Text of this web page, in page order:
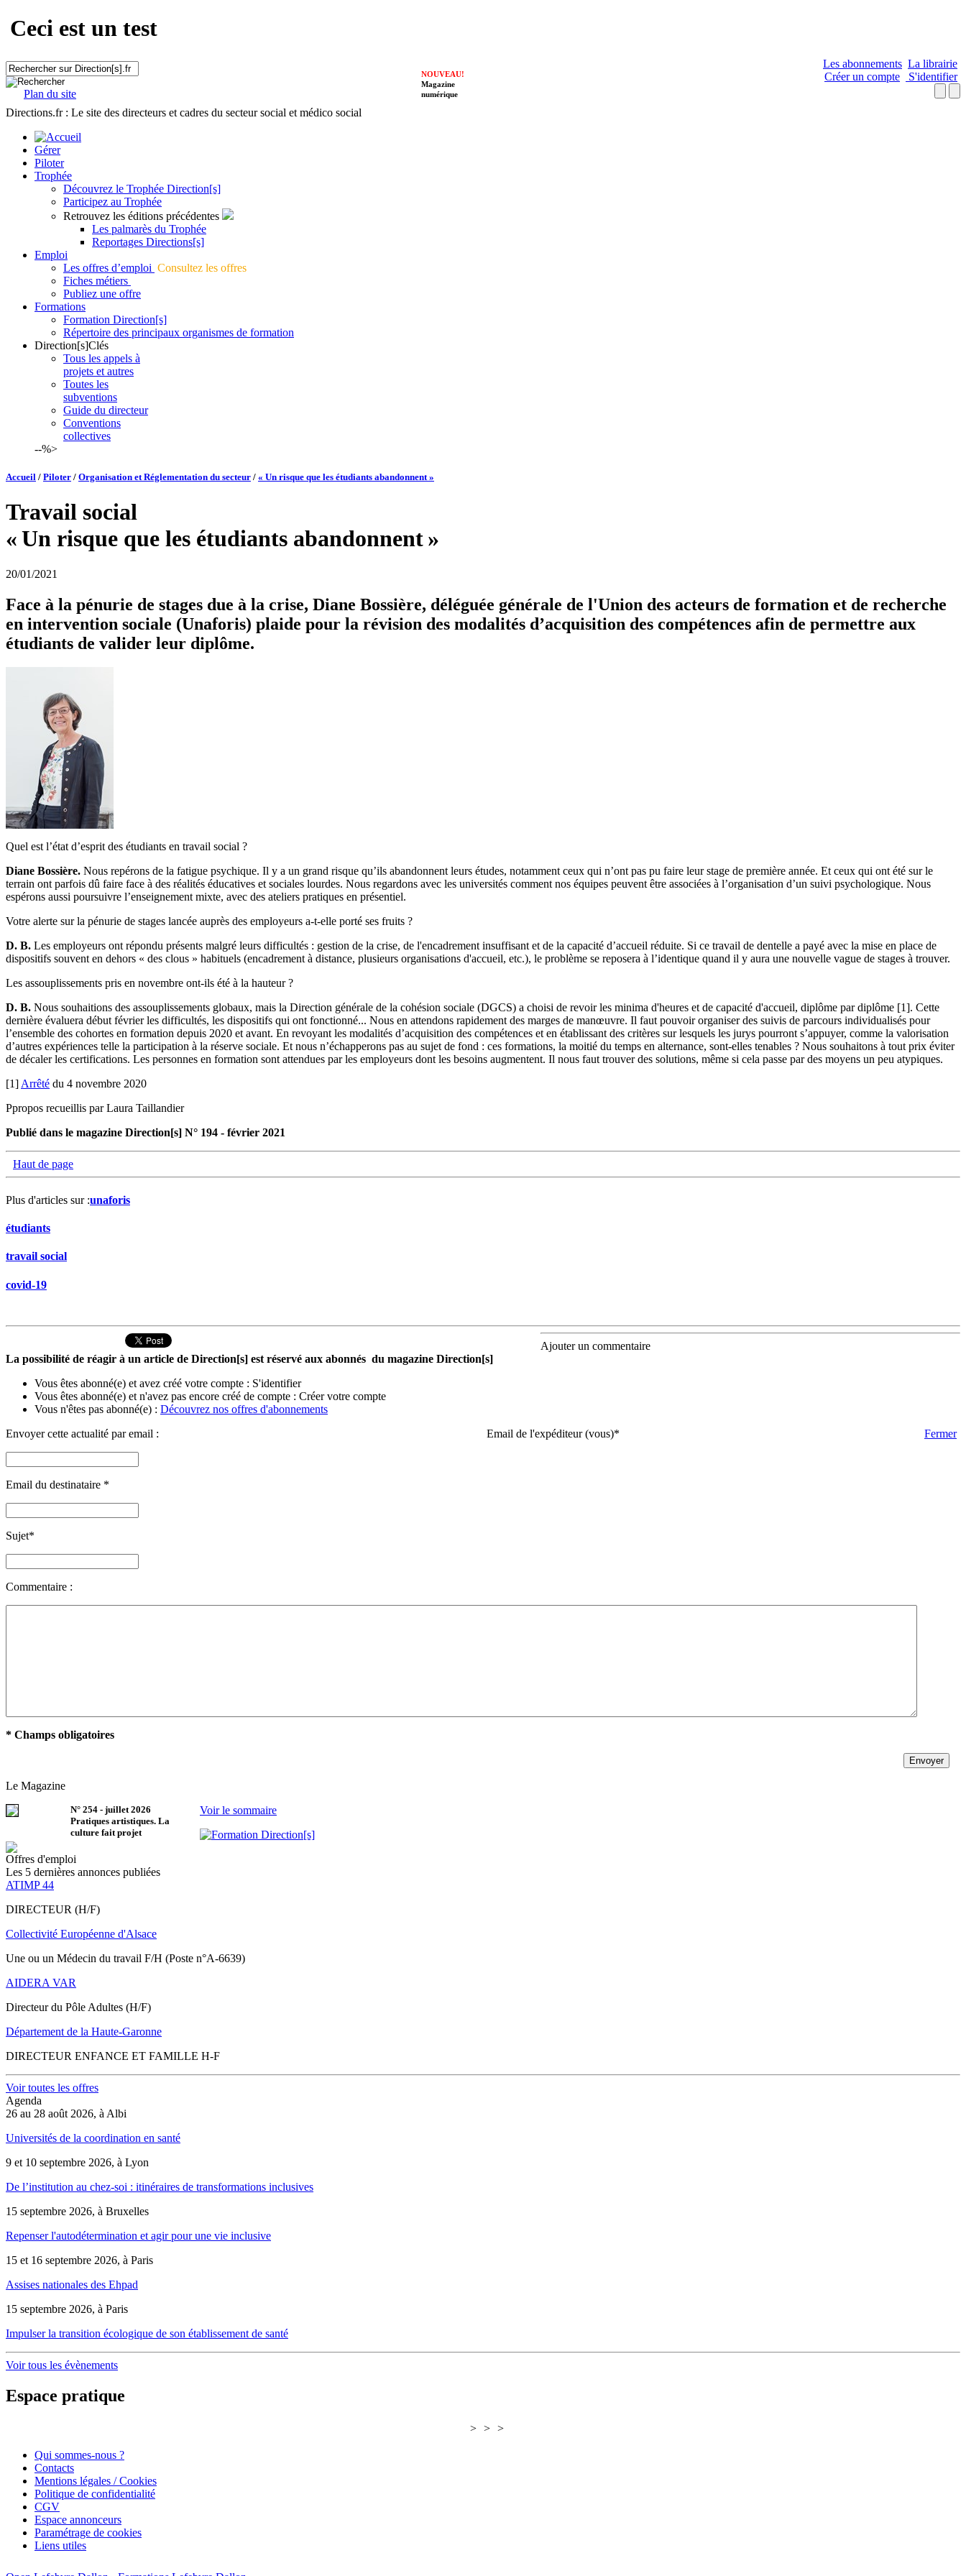
Ceci est un test
Plan du site
Les abonnements La librairie
Créer un compte
S'identifier
NOUVEAU!
Magazine
numérique
Directions.fr : Le site des directeurs et cadres du secteur social et médico social
Gérer
Piloter
Trophée
Découvrez le Trophée Direction[s]
Participez au Trophée
Retrouvez les éditions précédentes
Les palmarès du Trophée
Reportages Directions[s]
Emploi
Les offres d’emploi Consultez les offres
Fiches métiers
Publiez une offre
Formations
Formation Direction[s]
Répertoire des principaux organismes de formation
Direction[s]Clés
Tous les appels à
projets et autres
Toutes les
subventions
Guide du directeur
Conventions
collectives
--%>
Accueil / Piloter / Organisation et Réglementation du secteur / « Un risque que les étudiants abandonnent »
Travail social
« Un risque que les étudiants abandonnent »
20/01/2021
Face à la pénurie de stages due à la crise, Diane Bossière, déléguée générale de l'Union des acteurs de formation et de recherche
en intervention sociale (Unaforis) plaide pour la révision des modalités d’acquisition des compétences afin de permettre aux
étudiants de valider leur diplôme.
Quel est l’état d’esprit des étudiants en travail social ?
Diane Bossière. Nous repérons de la fatigue psychique. Il y a un grand risque qu’ils abandonnent leurs études, notamment ceux qui n’ont pas pu faire leur stage de première année. Et ceux qui ont été sur le
terrain ont parfois dû faire face à des réalités éducatives et sociales lourdes. Nous regardons avec les universités comment nos équipes peuvent être associées à l’organisation d’un suivi psychologique. Nous
espérons aussi poursuivre l’enseignement mixte, avec des ateliers pratiques en présentiel.
Votre alerte sur la pénurie de stages lancée auprès des employeurs a-t-elle porté ses fruits ?
D. B. Les employeurs ont répondu présents malgré leurs difficultés : gestion de la crise, de l'encadrement insuffisant et de la capacité d’accueil réduite. Si ce travail de dentelle a payé avec la mise en place de
dispositifs souvent en dehors « des clous » habituels (encadrement à distance, plusieurs organisations d'accueil, etc.), le problème se reposera à l’identique quand il y aura une nouvelle vague de stages à trouver.
Les assouplissements pris en novembre ont-ils été à la hauteur ?
D. B. Nous souhaitions des assouplissements globaux, mais la Direction générale de la cohésion sociale (DGCS) a choisi de revoir les minima d'heures et de capacité d'accueil, diplôme par diplôme [1]. Cette
dernière évaluera début février les difficultés, les dispositifs qui ont fonctionné... Nous en attendons rapidement des marges de manœuvre. Il faut pouvoir organiser des suivis de parcours individualisés pour
l’ensemble des cohortes en formation depuis 2020 et avant. En revoyant les modalités d’acquisition des compétences et en établissant des critères sur lesquels les jurys pourront s’appuyer, comme la valorisation
d’autres expériences telle la participation à la réserve sociale. Et nous n’échapperons pas au sujet de fond : ces formations, la moitié du temps en alternance, sont-elles tenables ? Nous souhaitons à tout prix éviter
de décaler les certifications. Les personnes en formation sont attendues par les employeurs dont les besoins augmentent. Il nous faut trouver des solutions, même si cela passe par des moyens un peu atypiques.
[1] Arrêté du 4 novembre 2020
Ppropos recueillis par Laura Taillandier
Publié dans le magazine Direction[s] N° 194 - février 2021
Haut de page
Plus d'articles sur :unaforis
étudiants
travail social
covid-19
Ajouter un commentaire
La possibilité de réagir à un article de Direction[s] est réservé aux abonnés du magazine Direction[s]
Vous êtes abonné(e) et avez créé votre compte : S'identifier
Vous êtes abonné(e) et n'avez pas encore créé de compte : Créer votre compte
Vous n'êtes pas abonné(e) : Découvrez nos offres d'abonnements
Envoyer cette actualité par email :
Fermer
Email de l'expéditeur (vous)*
Email du destinataire *
Sujet*
Commentaire :
* Champs obligatoires
Le Magazine
N° 254 - juillet 2026
Pratiques artistiques. La
culture fait projet
Voir le sommaire
Offres d'emploi
Les 5 dernières annonces publiées
ATIMP 44
DIRECTEUR (H/F)
Collectivité Européenne d'Alsace
Une ou un Médecin du travail F/H (Poste n°A-6639)
AIDERA VAR
Directeur du Pôle Adultes (H/F)
Département de la Haute-Garonne
DIRECTEUR ENFANCE ET FAMILLE H-F
Voir toutes les offres
Agenda
26 au 28 août 2026, à Albi
Universités de la coordination en santé
9 et 10 septembre 2026, à Lyon
De l’institution au chez-soi : itinéraires de transformations inclusives
15 septembre 2026, à Bruxelles
Repenser l'autodétermination et agir pour une vie inclusive
15 et 16 septembre 2026, à Paris
Assises nationales des Ehpad
15 septembre 2026, à Paris
Impulser la transition écologique de son établissement de santé
Voir tous les évènements
Espace pratique
> > >
Qui sommes-nous ?
Contacts
Mentions légales / Cookies
Politique de confidentialité
CGV
Espace annonceurs
Paramétrage de cookies
Liens utiles